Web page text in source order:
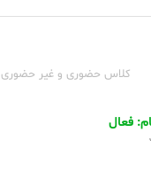
کلاس حضوری و غیر حضوری
فعال